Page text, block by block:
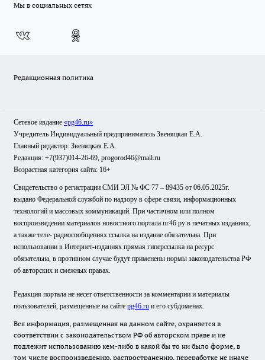
Мы в социальных сетях
Редакционная политика
Сетевое издание «pg46.ru»
Учредитель Индивидуальный предприниматель Звеняцкая Е.А.
Главный редактор: Звеняцкая Е.А.
Редакция: +7(937)014-26-69, progorod46@mail.ru
Возрастная категория сайта: 16+
Свидетельство о регистрации СМИ ЭЛ № ФС 77 – 89435 от 06.05.2025г.
выдано Федеральной службой по надзору в сфере связи, информационных
технологий и массовых коммуникаций. При частичном или полном
воспроизведении материалов новостного портала пг46.ру в печатных изданиях,
а также теле- радиосообщениях ссылка на издание обязательна. При
использовании в Интернет-изданиях прямая гиперссылка на ресурс
обязательна, в противном случае будут применены нормы законодательства РФ
об авторских и смежных правах.
Редакция портала не несет ответственности за комментарии и материалы
пользователей, размещенные на сайте pg46.ru и его субдоменах.
Вся информация, размещенная на данном сайте, охраняется в
соответствии с законодательством РФ об авторском праве и не
подлежит использованию кем-либо в какой бы то ни было форме, в
том числе воспроизведению, распространению, переработке не иначе